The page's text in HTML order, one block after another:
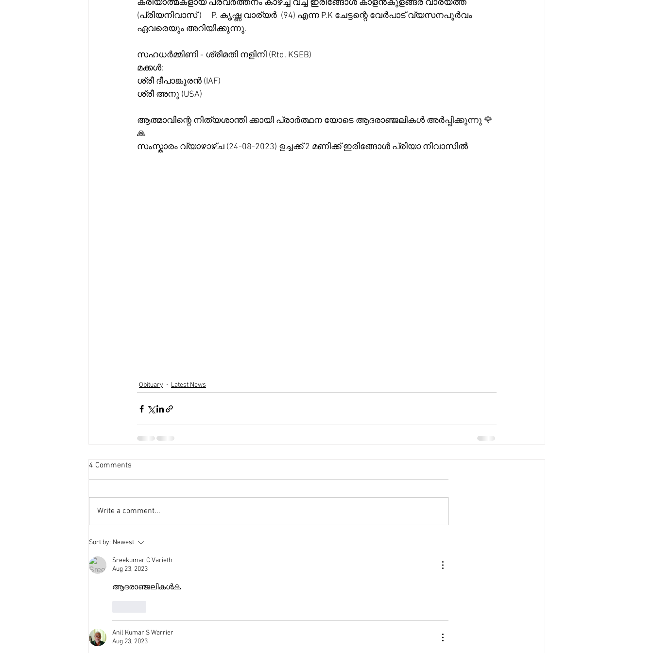
ക്രിയാത്മകളായ പ്രവർത്തനം കാഴ്ച്ച വച്ച ഇരിങ്ങോൾ കാളൻകുളങ്ങര വാര്യത്ത്
(പ്രിയനിവാസ് )     P. കൃഷ്ണ വാര്യർ  (94) എന്ന P.K ചേട്ടന്റെ വേർപാട് വ്യസനപൂർവം
ഏവരെയും അറിയിക്കുന്നു.
സഹധർമ്മിണി - ശ്രീമതി നളിനി (Rtd. KSEB)
മക്കൾ:
ശ്രീ ദീപാങ്കുരൻ (IAF)
ശ്രീ അനു (USA)
ആത്മാവിന്റെ നിത്യശാന്തി ക്കായി പ്രാർത്ഥന യോടെ ആദരാഞ്ജലികൾ അർപ്പിക്കുന്നു 🌹
🙏
സംസ്കാരം വ്യാഴാഴ്ച (24-08-2023) ഉച്ചക്ക് 2 മണിക്ക് ഇരിങ്ങോൾ പ്രിയാ നിവാസിൽ
Obituary Latest News
4 Comments
Write a comment...
Sort by: Newest
Sreekumar C Varieth
Aug 23, 2023
ആദരാഞ്ജലികൾ🙏
Anil Kumar S Warrier
Aug 23, 2023